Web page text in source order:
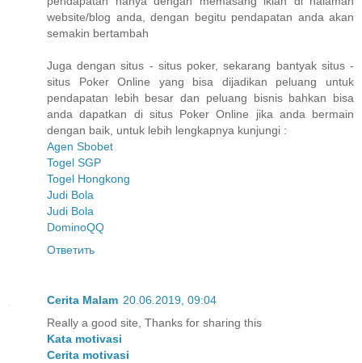
website/blog anda, dengan begitu pendapatan anda akan
semakin bertambah
Juga dengan situs - situs poker, sekarang bantyak situs -
situs Poker Online yang bisa dijadikan peluang untuk
pendapatan lebih besar dan peluang bisnis bahkan bisa
anda dapatkan di situs Poker Online jika anda bermain
dengan baik, untuk lebih lengkapnya kunjungi :
Agen Sbobet
Togel SGP
Togel Hongkong
Judi Bola
Judi Bola
DominoQQ
Ответить
Cerita Malam 20.06.2019, 09:04
Really a good site, Thanks for sharing this
Kata motivasi
Cerita motivasi